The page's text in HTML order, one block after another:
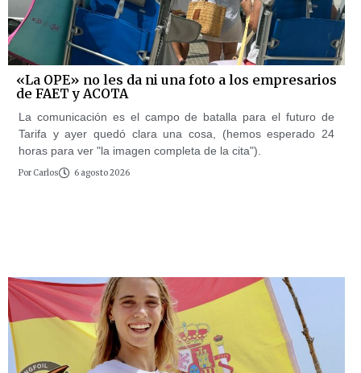
«La OPE» no les da ni una foto a los empresarios
de FAET y ACOTA
La comunicación es el campo de batalla para el futuro de
Tarifa y ayer quedó clara una cosa, (hemos esperado 24
horas para ver "la imagen completa de la cita").
Por Carlos 6 agosto 2026